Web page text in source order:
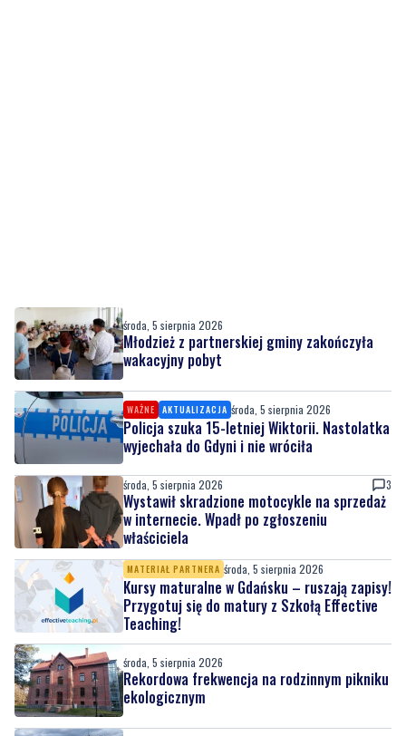
środa, 5 sierpnia 2026
Młodzież z partnerskiej gminy zakończyła
wakacyjny pobyt
WAŻNE AKTUALIZACJA środa, 5 sierpnia 2026
Policja szuka 15-letniej Wiktorii. Nastolatka
wyjechała do Gdyni i nie wróciła
środa, 5 sierpnia 2026 3
Wystawił skradzione motocykle na sprzedaż
w internecie. Wpadł po zgłoszeniu
właściciela
MATERIAŁ PARTNERA środa, 5 sierpnia 2026
Kursy maturalne w Gdańsku – ruszają zapisy!
Przygotuj się do matury z Szkołą Effective
Teaching!
środa, 5 sierpnia 2026
Rekordowa frekwencja na rodzinnym pikniku
ekologicznym